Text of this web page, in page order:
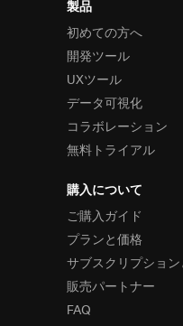
製品
初めての方へ
開発ツール
UXツール
データ可視化
コラボレーション
無料トライアル
購入について
ご購入ガイド
プランと価格
サブスクリプショ
販売パートナー
FAQ